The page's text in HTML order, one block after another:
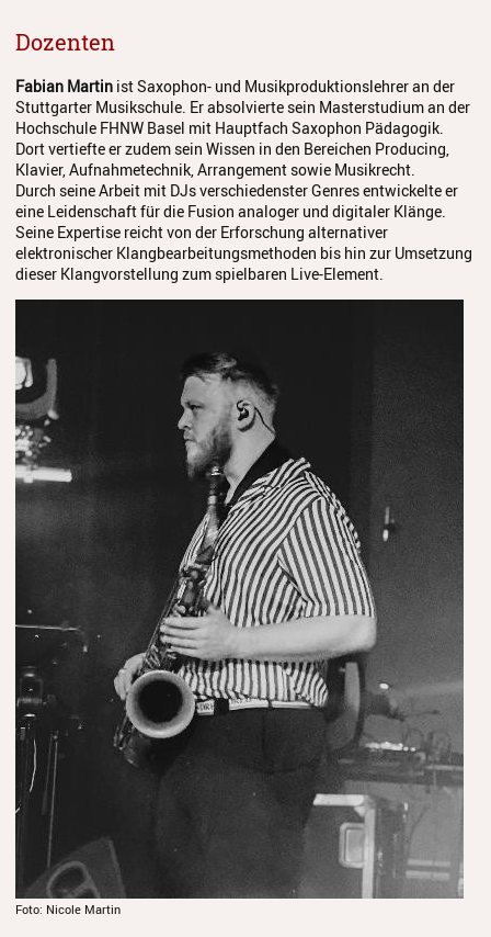
Kontakt
Schulordnung
Elternbeirat
Förderverein
Stiftung
Geschichte
Stellenangebote
Dozenten
Fabian Martin ist Saxophon- und Musikproduktionslehrer an der
Stuttgarter Musikschule. Er absolvierte sein Masterstudium an der
Hochschule FHNW Basel mit Hauptfach Saxophon Pädagogik.
Dort vertiefte er zudem sein Wissen in den Bereichen Producing,
Klavier, Aufnahmetechnik, Arrangement sowie Musikrecht.
Durch seine Arbeit mit DJs verschiedenster Genres entwickelte er
eine Leidenschaft für die Fusion analoger und digitaler Klänge.
Seine Expertise reicht von der Erforschung alternativer
elektronischer Klangbearbeitungsmethoden bis hin zur Umsetzung
dieser Klangvorstellung zum spielbaren Live-Element.
Foto: Nicole Martin